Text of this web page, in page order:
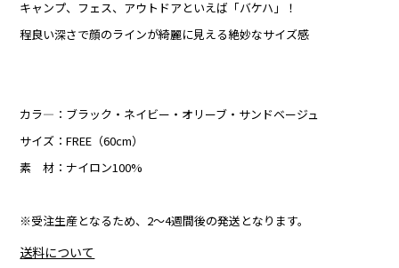
キャンプ、フェス、アウトドアといえば「バケハ」！
程良い深さで顔のラインが綺麗に見える絶妙なサイズ感
カラ―：ブラック・ネイビー・オリーブ・サンドベージュ
サイズ：FREE（60cm）
素 材：ナイロン100%
※受注生産となるため、2～4週間後の発送となります。
送料について